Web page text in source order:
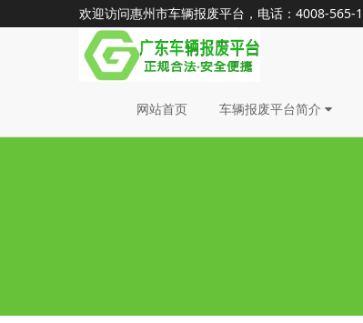
欢迎访问惠州市车辆报废平台，电话：4008-565-
网站首页 车辆报废平台简介